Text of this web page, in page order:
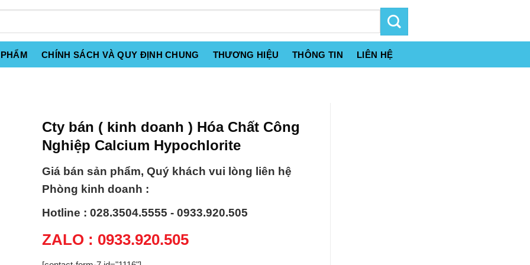
CHÍNH SÁCH VÀ QUY ĐỊNH CHUNG THƯƠNG HIỆU THÔNG TIN LIÊN HỆ
Cty bán ( kinh doanh ) Hóa Chất Công
Nghiệp Calcium Hypochlorite
Giá bán sản phẩm, Quý khách vui lòng liên hệ
Phòng kinh doanh :
Hotline : 028.3504.5555 - 0933.920.505
ZALO : 0933.920.505